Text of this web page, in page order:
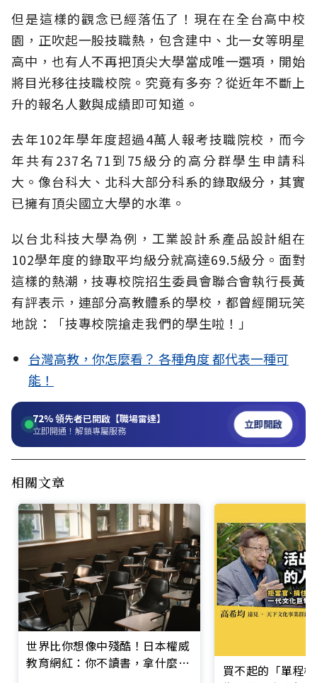
但是這樣的觀念已經落伍了！現在在全台高中校
園，正吹起一股技職熱，包含建中、北一女等明星
高中，也有人不再把頂尖大學當成唯一選項，開始
將目光移往技職校院。究竟有多夯？從近年不斷上
升的報名人數與成績即可知道。
去年102年學年度超過4萬人報考技職院校，而今
年共有237名71到75級分的高分群學生申請科
大。像台科大、北科大部分科系的錄取級分，其實
已擁有頂尖國立大學的水準。
以台北科技大學為例，工業設計系產品設計組在
102學年度的錄取平均級分就高達69.5級分。面對
這樣的熱潮，技專校院招生委員會聯合會執行長黃
有評表示，連部分高教體系的學校，都曾經開玩笑
地說：「技專校院搶走我們的學生啦！」
台灣高教，你怎麼看？ 各種角度 都代表一種可
能！
72%領先者已開啟【職場雷達】
立即開通！解鎖專屬服務 立即開啟
相關文章
世界比你想像中殘酷！日本權威
教育網紅：你不讀書，拿什麼跟
買不起的「單程